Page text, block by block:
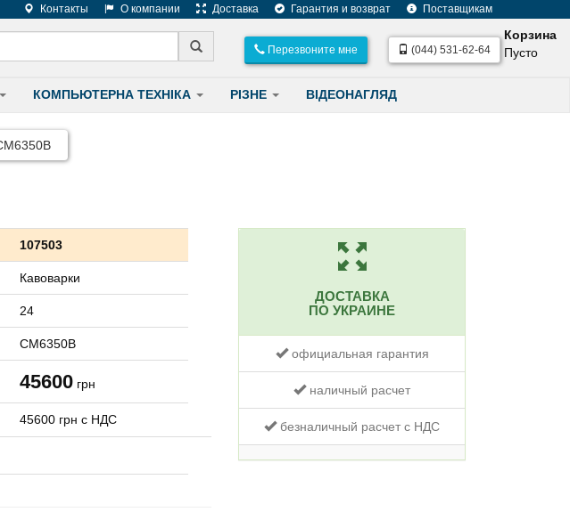
Контакты О компании Доставка Гарантия и возврат Поставщикам
Перезвоните мне (044) 531-62-64
Корзина
Пусто
КОМПЬЮТЕРНА ТЕХНІКА РІЗНЕ ВІДЕОНАГЛЯД
107503
Кавоварки
24
CM6350B
45600 грн
45600 грн с НДС
ДОСТАВКА
ПО УКРАИНЕ
официальная гарантия
наличный расчет
безналичный расчет с НДС